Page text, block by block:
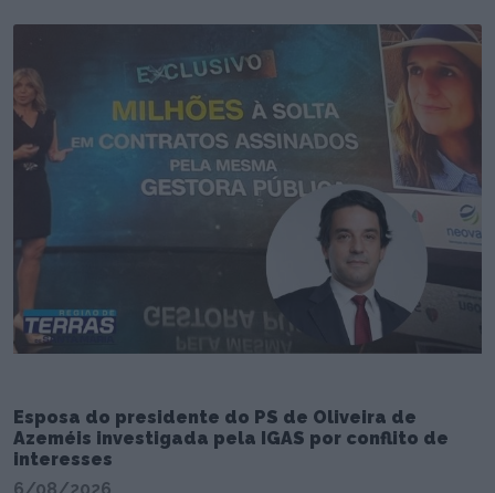
Esposa do presidente do PS de Oliveira de
Azeméis investigada pela IGAS por conflito de
interesses